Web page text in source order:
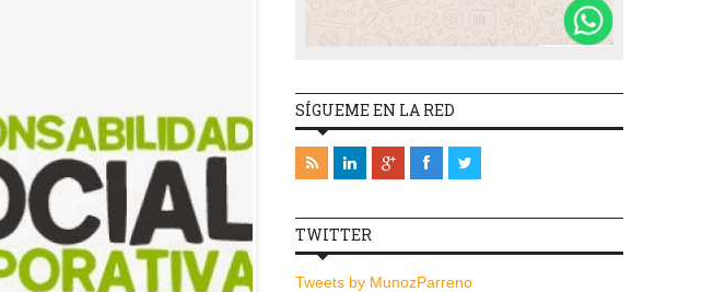
SÍGUEME EN LA RED
TWITTER
Tweets by MunozParreno